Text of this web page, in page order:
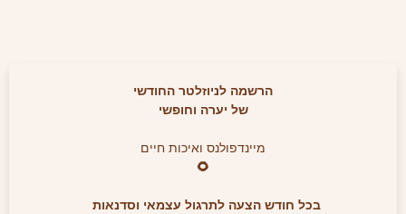
הרשמה לניוזלטר החודשי
של יערה וחופשי
מיינדפולנס ואיכות חיים
🌻
בכל חודש הצעה לתרגול עצמאי וסדנאות